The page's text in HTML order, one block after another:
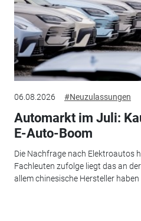
06.08.2026 #Neuzulassungen
Automarkt im Juli:
E-Auto-Boom
Die Nachfrage nach Elektroautos
Fachleuten zufolge liegt das an
allem chinesische Hersteller